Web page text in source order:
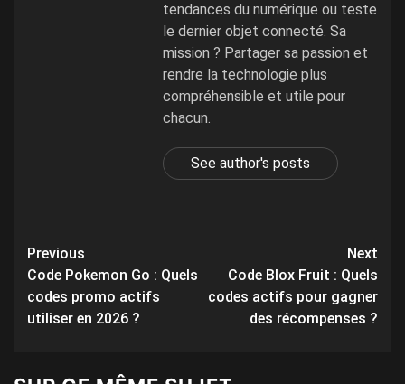
tendances du numérique ou teste
le dernier objet connecté. Sa
mission ? Partager sa passion et
rendre la technologie plus
compréhensible et utile pour
chacun.
See author's posts
Post
navigation
Previous
Code Pokemon Go : Quels
codes promo actifs
utiliser en 2026 ?
Next
Code Blox Fruit : Quels
codes actifs pour gagner
des récompenses ?